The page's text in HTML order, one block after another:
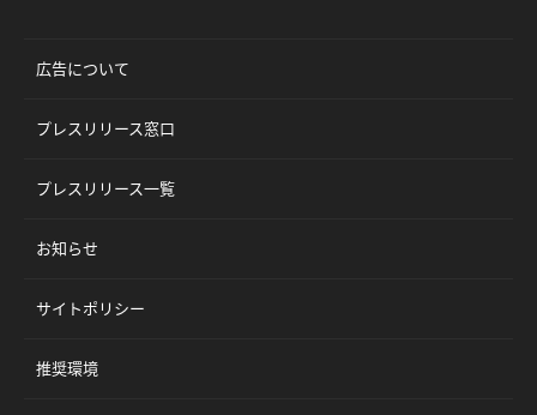
広告について
プレスリリース窓口
プレスリリース一覧
お知らせ
サイトポリシー
推奨環境